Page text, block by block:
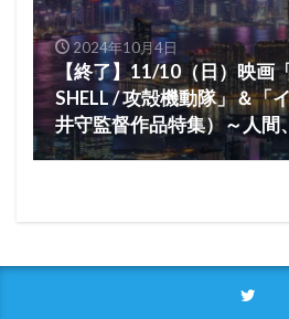
2024年10月4日
【終了】11/10（日）映画
SHELL / 攻殻機動隊」＆「
井守監督作品特集）～人間